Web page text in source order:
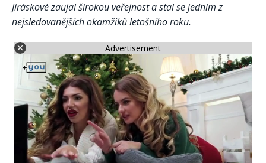
Jiráskové zaujal širokou veřejnost a stal se jedním z
nejsledovanějších okamžiků letošního roku.
Advertisement